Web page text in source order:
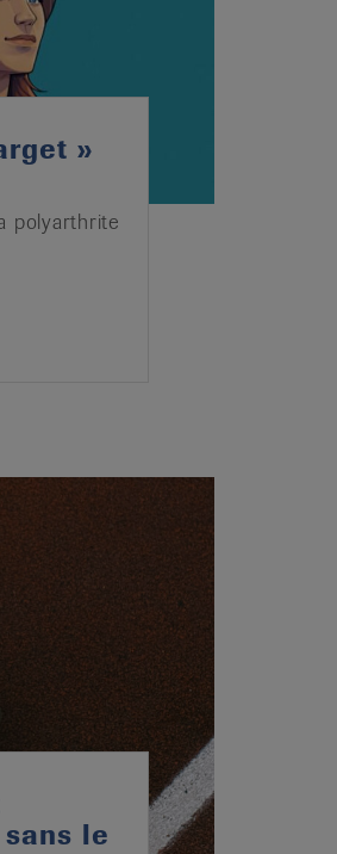
»
polyarthrite
le